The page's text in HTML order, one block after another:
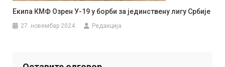
Екипа КМФ Озрен У-19 у борби за јединствену лигу Србије
27. новембар 2024. Редакција